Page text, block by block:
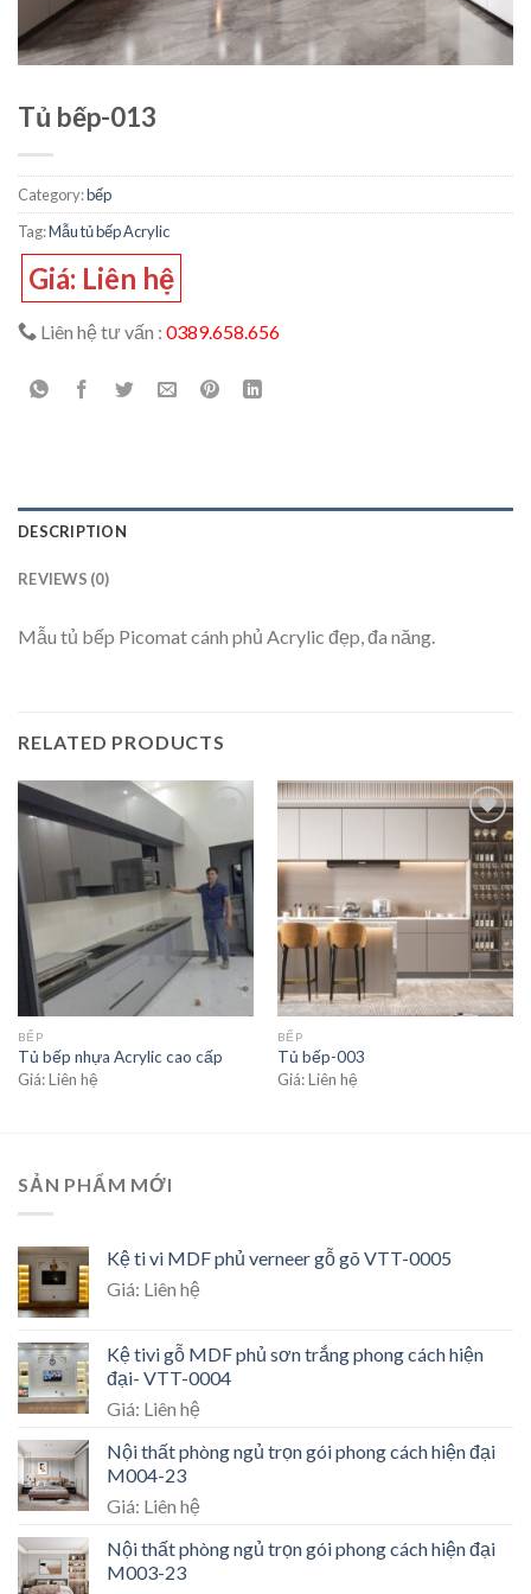
Tủ bếp-013
Category:bếp
Tag:Mẫu tủ bếp Acrylic
Giá: Liên hệ
Liên hệ tư vấn : 0389.658.656
DESCRIPTION
REVIEWS (0)
Mẫu tủ bếp Picomat cánh phủ Acrylic đẹp, đa năng.
RELATED PRODUCTS
Add to
wishlist
BẾP
Tủ bếp nhựa Acrylic cao cấp
Giá: Liên hệ
Add to
wishlist
BẾP
Tủ bếp-003
Giá: Liên hệ
SẢN PHẨM MỚI
Kệ ti vi MDF phủ verneer gỗ gõ VTT-0005
Giá: Liên hệ
Kệ tivi gỗ MDF phủ sơn trắng phong cách hiện
đại- VTT-0004
Giá: Liên hệ
Nội thất phòng ngủ trọn gói phong cách hiện đại
M004-23
Giá: Liên hệ
Nội thất phòng ngủ trọn gói phong cách hiện đại
M003-23